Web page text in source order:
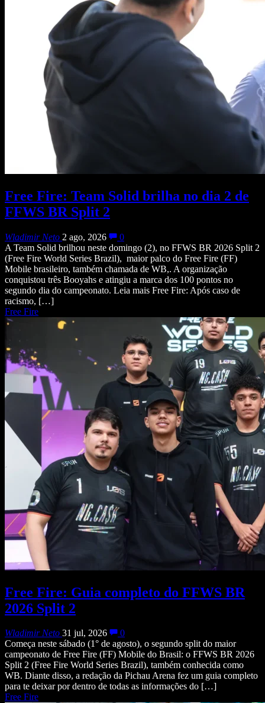
Free Fire: Team Solid brilha no dia 2 de
FFWS BR Split 2
Wladimir Neto 2 ago, 2026
0
A Team Solid brilhou neste domingo (2), no FFWS BR 2026 Split 2
(Free Fire World Series Brazil), maior palco do Free Fire (FF)
Mobile brasileiro, também chamada de WB,. A organização
conquistou três Booyahs e atingiu a marca dos 100 pontos no
segundo dia do campeonato. Leia mais Free Fire: Após caso de
racismo, […]
Free Fire
Free Fire: Guia completo do FFWS BR
2026 Split 2
Wladimir Neto 31 jul, 2026
0
Começa neste sábado (1° de agosto), o segundo split do maior
campeonato de Free Fire (FF) Mobile do Brasil: o FFWS BR 2026
Split 2 (Free Fire World Series Brazil), também conhecida como
WB. Diante disso, a redação da Pichau Arena fez um guia completo
para te deixar por dentro de todas as informações do […]
Free Fire